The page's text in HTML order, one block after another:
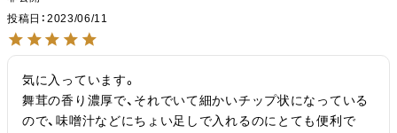
投稿日
2023/06/11
気に入っています。
舞茸の香り濃厚で、それでいて細かいチップ状になっている
ので、味噌汁などにちょい足しで入れるのにとても便利で